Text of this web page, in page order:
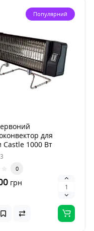
Популярний
для
Castle 1000 Вт
0
грн